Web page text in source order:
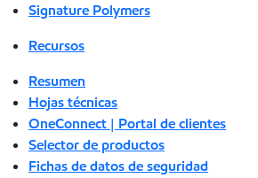
Signature Polymers
Recursos
Resumen
Hojas técnicas
OneConnect | Portal de clientes
Selector de productos
Fichas de datos de seguridad